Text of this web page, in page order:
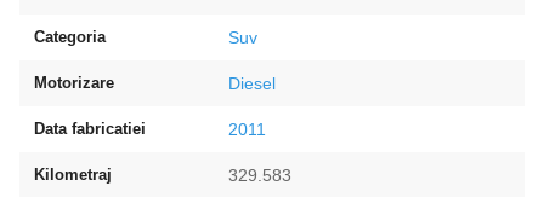
Categoria Suv
Motorizare Diesel
Data fabricatiei 2011
Kilometraj 329.583